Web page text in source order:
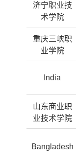
济宁职业技
术学院
重庆三峡职
业学院
India
山东商业职
业技术学院
Bangladesh